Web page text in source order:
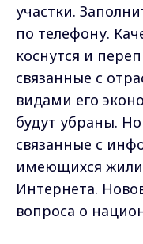
участки.
по телефону.
коснутся и
связанные с
видами его
будут убраны.
связанные с
имеющихся
Интернета.
вопроса о